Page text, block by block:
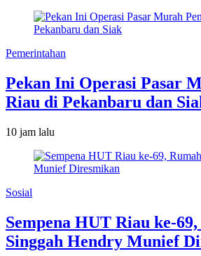
Pemerintahan
Pekan Ini Operasi Pasar
Riau di Pekanbaru dan
10 jam lalu
Sosial
Sempena HUT Riau ke-
Singgah Hendry Munief